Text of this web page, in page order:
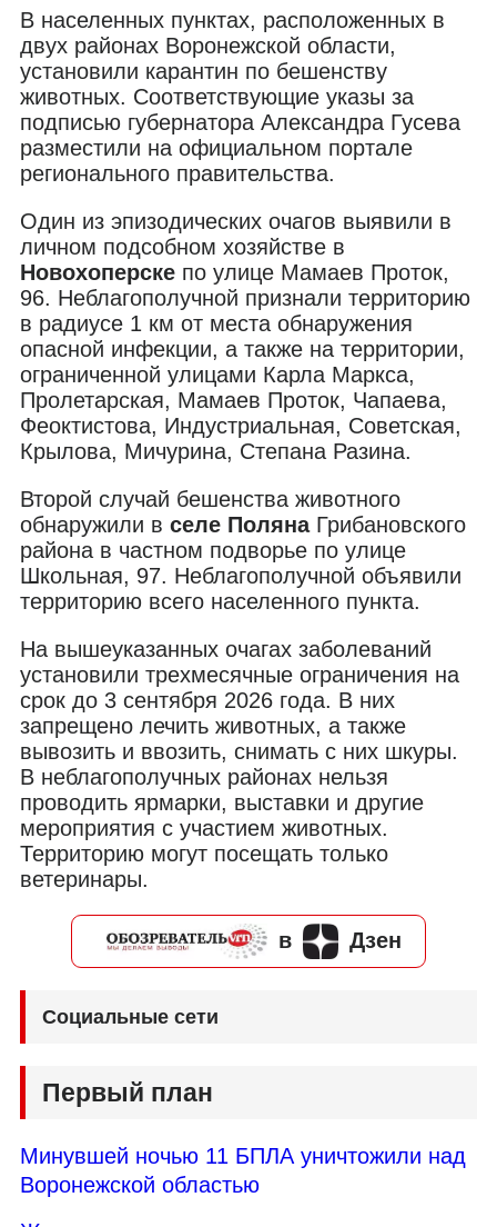
В населенных пунктах, расположенных в
двух районах Воронежской области,
установили карантин по бешенству
животных. Соответствующие указы за
подписью губернатора Александра Гусева
разместили на официальном портале
регионального правительства.
Один из эпизодических очагов выявили в
личном подсобном хозяйстве в
Новохоперске по улице Мамаев Проток,
96. Неблагополучной признали территорию
в радиусе 1 км от места обнаружения
опасной инфекции, а также на территории,
ограниченной улицами Карла Маркса,
Пролетарская, Мамаев Проток, Чапаева,
Феоктистова, Индустриальная, Советская,
Крылова, Мичурина, Степана Разина.
Второй случай бешенства животного
обнаружили в селе ПолянаГрибановского
района в частном подворье по улице
Школьная, 97. Неблагополучной объявили
территорию всего населенного пункта.
На вышеуказанных очагах заболеваний
установили трехмесячные ограничения на
срок до 3 сентября 2026 года. В них
запрещено лечить животных, а также
вывозить и ввозить, снимать с них шкуры.
В неблагополучных районах нельзя
проводить ярмарки, выставки и другие
мероприятия с участием животных.
Территорию могут посещать только
ветеринары.
в Дзен
Социальные сети
Первый план
Минувшей ночью 11 БПЛА уничтожили над
Воронежской областью